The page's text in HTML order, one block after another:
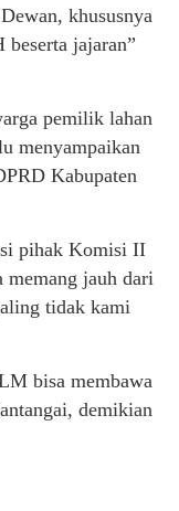
khususnya
jajaran”
pemilik lahan
menyampaikan
Kabupaten
pihak Komisi II
memang jauh dari
tidak kami
bisa membawa
demikian